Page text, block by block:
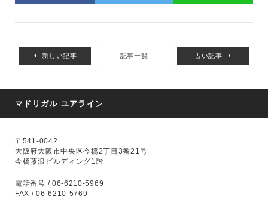
新しい記事 記事一覧 古い記事
マドリガル ユアライン
〒541-0042
大阪府大阪市中央区今橋2丁目3番21号
今橋藤浪ビルディング1階
電話番号 / 06-6210-5969
FAX / 06-6210-5769